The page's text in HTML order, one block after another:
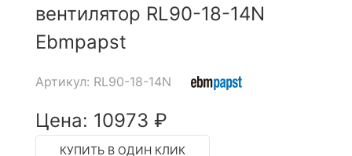
вентилятор RL90-18-14N
Ebmpapst
Артикул: RL90-18-14N
Цена: 10973 ₽
КУПИТЬ В ОДИН КЛИК